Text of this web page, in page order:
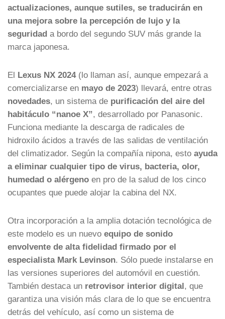
actualizaciones, aunque sutiles, se traducirán en
una mejora sobre la percepción de lujo y la
seguridad a bordo del segundo SUV más grande la
marca japonesa.
El Lexus NX 2024(lo llaman así, aunque empezará a
comercializarse en mayo de 2023) llevará, entre otras
novedades, un sistema de purificación del aire del
habitáculo “nanoe X”, desarrollado por Panasonic.
Funciona mediante la descarga de radicales de
hidroxilo ácidos a través de las salidas de ventilación
del climatizador. Según la compañía nipona, esto ayuda
a eliminar cualquier tipo de virus, bacteria, olor,
humedad o alérgeno en pro de la salud de los cinco
ocupantes que puede alojar la cabina del NX.
Otra incorporación a la amplia dotación tecnológica de
este modelo es un nuevo equipo de sonido
envolvente de alta fidelidad firmado por el
especialista Mark Levinson. Sólo puede instalarse en
las versiones superiores del automóvil en cuestión.
También destaca un retrovisor interior digital, que
garantiza una visión más clara de lo que se encuentra
detrás del vehículo, así como un sistema de